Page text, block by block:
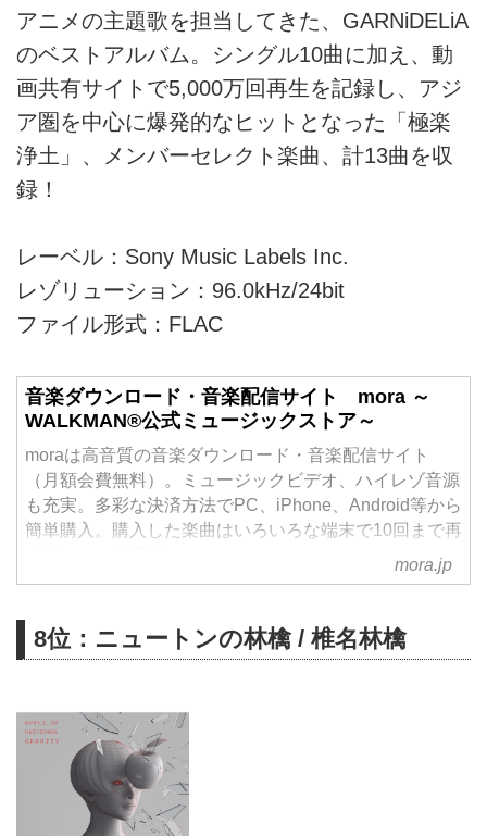
アニメの主題歌を担当してきた、GARNiDELiA
のベストアルバム。シングル10曲に加え、動
画共有サイトで5,000万回再生を記録し、アジ
ア圏を中心に爆発的なヒットとなった「極楽
浄土」、メンバーセレクト楽曲、計13曲を収
録！
レーベル：Sony Music Labels Inc.
レゾリューション：96.0kHz/24bit
ファイル形式：FLAC
音楽ダウンロード・音楽配信サイト mora ～
WALKMAN®公式ミュージックストア～
moraは高音質の音楽ダウンロード・音楽配信サイト
（月額会費無料）。ミュージックビデオ、ハイレゾ音源
も充実。多彩な決済方法でPC、iPhone、Android等から
簡単購入。購入した楽曲はいろいろな端末で10回まで再
mora.jp
8位：ニュートンの林檎 / 椎名林檎